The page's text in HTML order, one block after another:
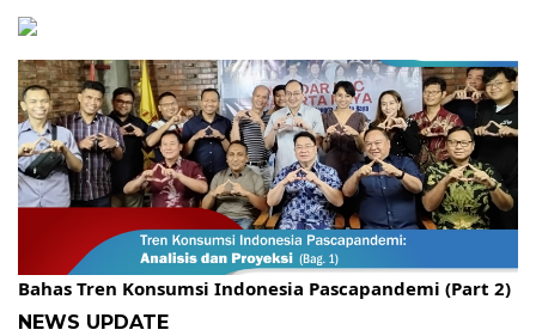
Gelar Kopdar, KBC Jakarta Raya Hadirkan Pakar Ritel
Bahas Tren Konsumsi Indonesia Pascapandemi (Part 2)
NEWS UPDATE